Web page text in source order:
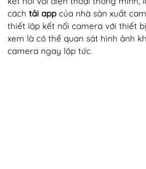
cách tải appcủa nhà sản xuất
thiết lập kết nối camera với thiết
xem là có thể quan sát hình ảnh
camera ngay lập tức.